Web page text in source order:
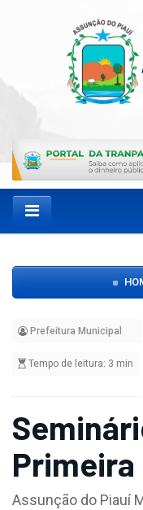
Prefeitura Municipal
Tempo de leitura: 3 min
Assunção do Piauí